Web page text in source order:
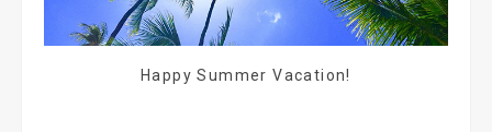
Happy Summer Vacation!